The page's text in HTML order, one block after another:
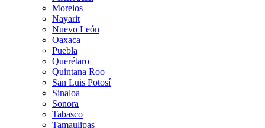
Morelos
Nayarit
Nuevo León
Oaxaca
Puebla
Querétaro
Quintana Roo
San Luis Potosí
Sinaloa
Sonora
Tabasco
Tamaulipas